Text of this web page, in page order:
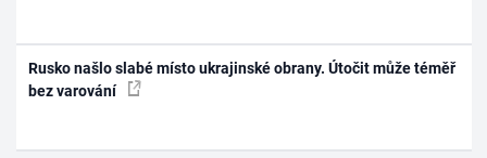
Rusko našlo slabé místo ukrajinské obrany. Útočit může téměř
bez varování